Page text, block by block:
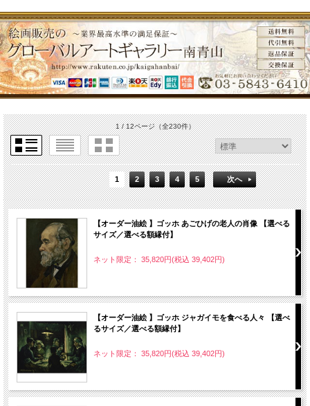
1 / 12ページ（全230件）
1 2 3 4 5 次へ
【オーダー油絵 】ゴッホ あごひげの老人の肖像 【選べる
サイズ／選べる額縁付】
ネット限定： 35,820円(税込 39,402円)
【オーダー油絵 】ゴッホ ジャガイモを食べる人々 【選べ
るサイズ／選べる額縁付】
ネット限定： 35,820円(税込 39,402円)